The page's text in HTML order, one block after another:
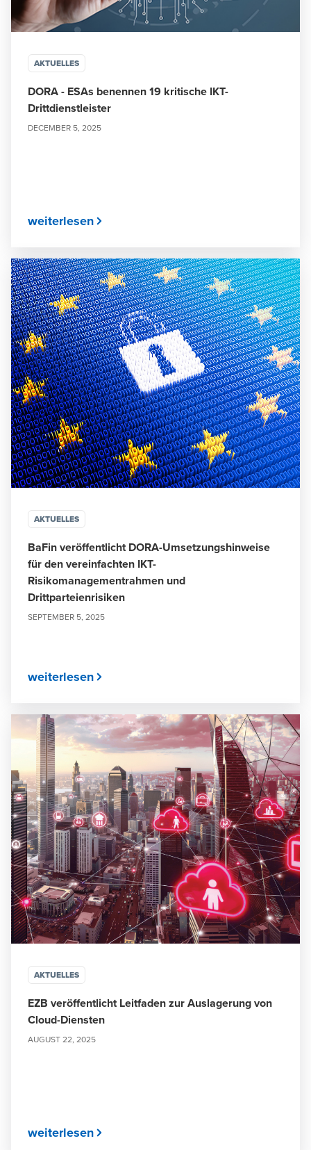
AKTUELLES
DORA - ESAs benennen 19 kritische IKT-
Drittdienstleister
DECEMBER 5, 2025
weiterlesen
AKTUELLES
BaFin veröffentlicht DORA-Umsetzungshinweise
für den vereinfachten IKT-
Risikomanagementrahmen und
Drittparteienrisiken
SEPTEMBER 5, 2025
weiterlesen
AKTUELLES
EZB veröffentlicht Leitfaden zur Auslagerung von
Cloud-Diensten
AUGUST 22, 2025
weiterlesen